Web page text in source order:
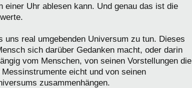
Uhr ablesen kann. Und genau das ist die
real umgebenden Universum zu tun. Dieses
sich darüber Gedanken macht, oder darin
vom Menschen, von seinen Vorstellungen die
eicht und von seinen
zusammenhängen.